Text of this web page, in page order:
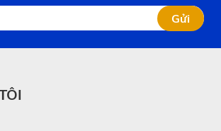
massage mắt SKG E3 Pro với 1 nút
nguồn
Bluetooth trên điện thoại.
hợp pin yếu, máy massage SKG E3
Gửi